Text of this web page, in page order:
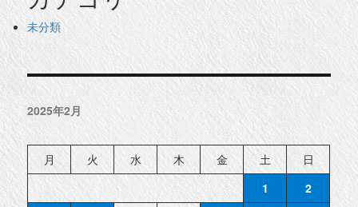
未分類
2025年2月
月 火 水 木 金 土
日
1
2